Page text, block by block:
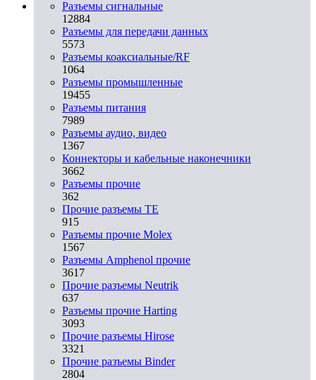
Разъeмы сигнальные
12884
Разъeмы для передачи данных
5573
Разъeмы коаксиальные/RF
1064
Разъeмы промышленные
19455
Разъeмы питания
7989
Разъeмы аудио, видео
1367
Коннекторы и кабельные наконечники
3662
Разъeмы прочие
362
Прочие разъемы TE
915
Разъемы прочие Molex
1567
Разъемы Amphenol прочие
3617
Прочие разъемы Neutrik
637
Разъемы прочие Harting
3093
Прочие разъемы Hirose
3321
Прочие разъемы Binder
2804